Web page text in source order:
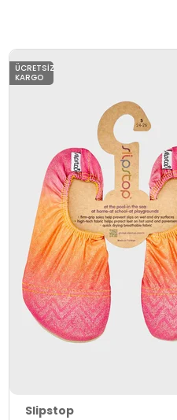
Slipstop
ÜCRETSIZ
KARGO